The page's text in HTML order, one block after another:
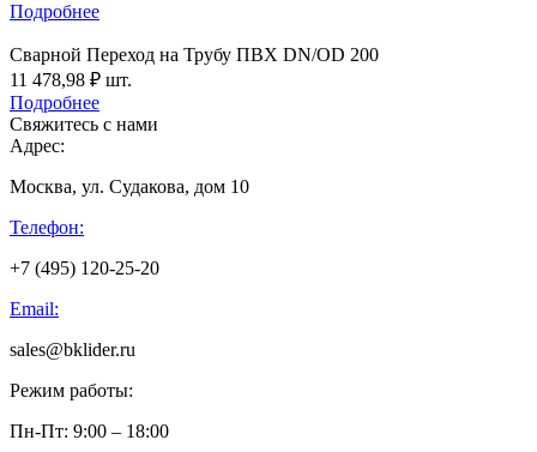
Подробнее
Сварной Переход на Трубу ПВХ DN/OD 200
11 478,98 ₽ шт.
Подробнее
Свяжитесь с нами
Адрес:
Москва, ул. Судакова, дом 10
Телефон:
+7 (495) 120-25-20
Email:
sales@bklider.ru
Режим работы:
Пн-Пт: 9:00 – 18:00